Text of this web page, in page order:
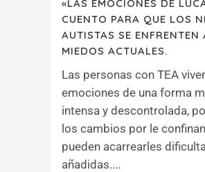
«LAS EMOCIONES DE
CUENTO PARA QUE LOS
AUTISTAS SE ENFRENTEN
MIEDOS ACTUALES.
Las personas con TEA
emociones de una forma
intensa y descontrolada,
los cambios por le
pueden acarrearles
añadidas....